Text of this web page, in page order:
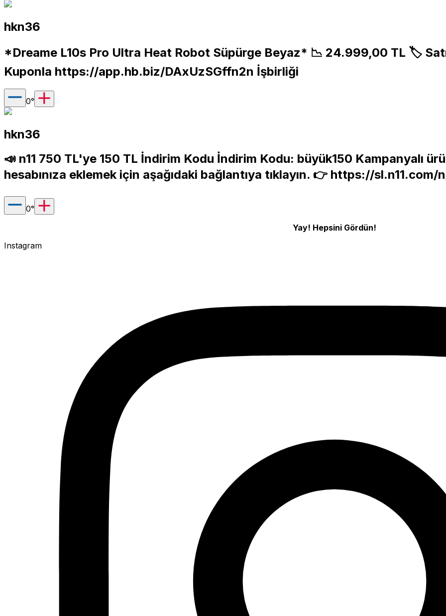
hkn36
*Dreame L10s Pro Ultra Heat Robot Süpürge Beyaz* 📉 24.999,00 TL 🏷
Kuponla https://app.hb.biz/DAxUzSGffn2n İşbirliği
0°
hkn36
📣 n11 750 TL'ye 150 TL İndirim Kodu İndirim Kodu: büyük150 Kampanyalı
hesabınıza eklemek için aşağıdaki bağlantıya tıklayın. 👉 https://sl.n11.com/
0°
Yay! Hepsini Gördün!
Instagram